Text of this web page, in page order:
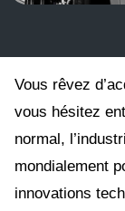
Vous rêvez
vous hésitez
normal,
mondialement
innovations